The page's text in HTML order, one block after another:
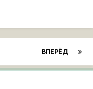
ВПЕРЁД